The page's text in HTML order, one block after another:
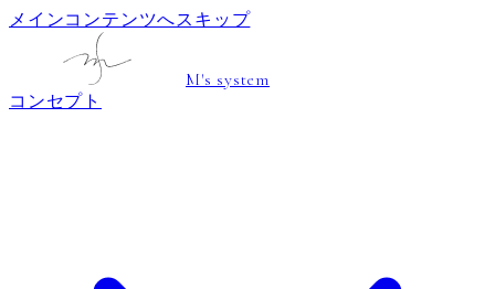
メインコンテンツへスキップ
M's system
コンセプト